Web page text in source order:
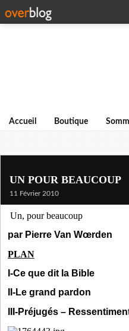
Accueil Boutique
UN POUR BEAUCOUP
11 Février 2010
Un, pour beaucoup
par Pierre Van Wœrden
PLAN
I-Ce que dit la Bible
II-Le grand pardon
III-Préjugés –